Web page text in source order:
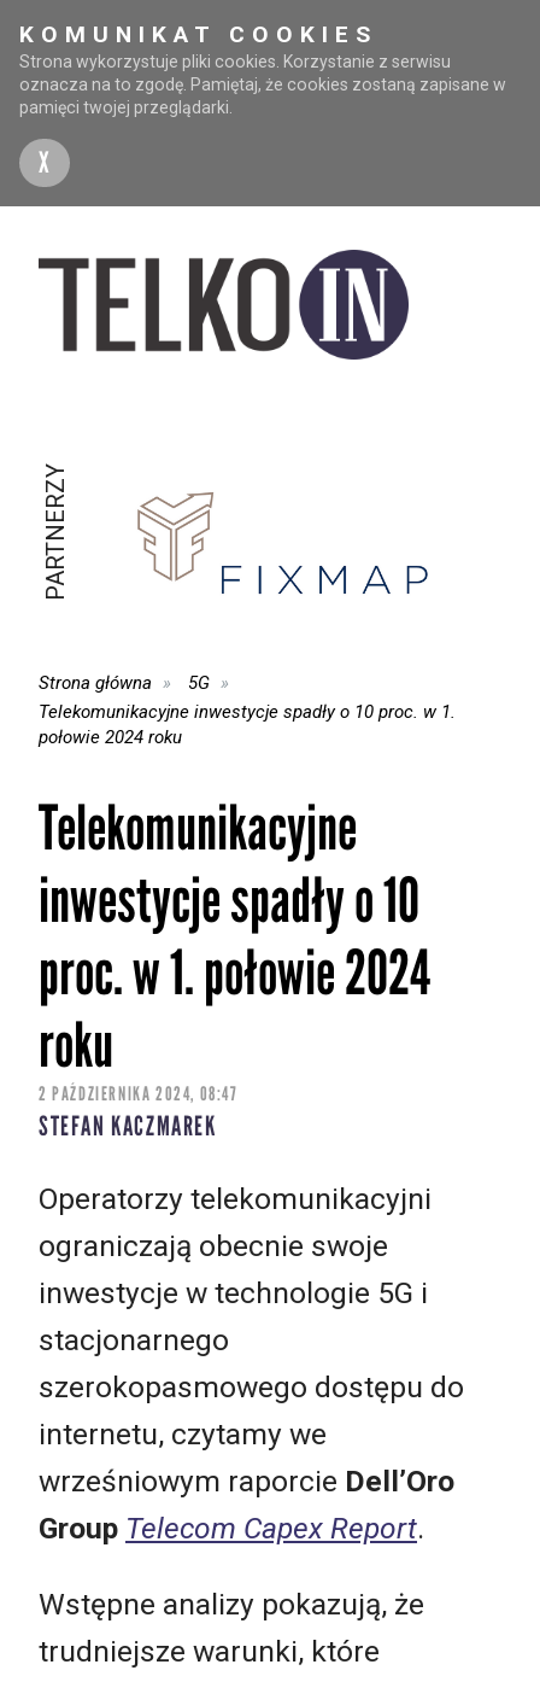
KOMUNIKAT COOKIES
Strona wykorzystuje pliki cookies. Korzystanie z serwisu
oznacza na to zgodę. Pamiętaj, że cookies zostaną zapisane w
pamięci twojej przeglądarki.
X
PARTNERZY
Strona główna
5G
Telekomunikacyjne inwestycje spadły o 10 proc. w 1.
połowie 2024 roku
Telekomunikacyjne
inwestycje spadły o 10
proc. w 1. połowie 2024
roku
2 PAŹDZIERNIKA 2024, 08:47
STEFAN KACZMAREK
Operatorzy telekomunikacyjni
ograniczają obecnie swoje
inwestycje w technologie 5G i
stacjonarnego
szerokopasmowego dostępu do
internetu, czytamy we
wrześniowym raporcie Dell’Oro
Group Telecom Capex Report.
Wstępne analizy pokazują, że
trudniejsze warunki, które